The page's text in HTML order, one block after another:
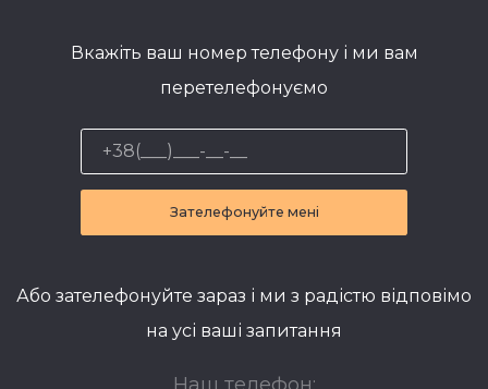
Вкажіть ваш номер телефону і ми вам
перетелефонуємо
Зателефонуйте мені
Або зателефонуйте зараз і ми з радістю відповімо
на усі ваші запитання
Наш телефон: